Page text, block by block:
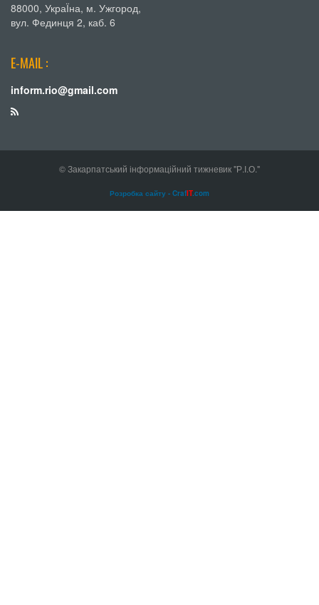
88000, УкраЇна, м. Ужгород,
вул. Фединця 2, каб. 6
E-MAIL :
inform.rio@gmail.com
© Закарпатський інформаційний тижневик "Р.І.О."
Розробка сайту - CrafIT.com